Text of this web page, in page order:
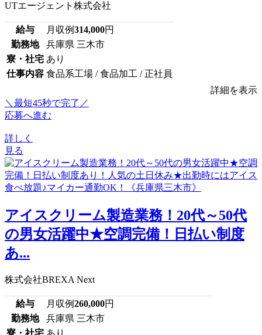
UTエージェント株式会社
給与 月収例314,000円
勤務地
兵庫県 三木市
寮・社宅 あり
仕事内容 食品系工場 / 食品加工 / 正社員
詳細を表示
＼最短45秒で完了／
応募へ進む
詳しく
見る
アイスクリーム製造業務！20代～50代
の男女活躍中★空調完備！日払い制度
あ...
株式会社BREXA Next
給与 月収例260,000円
勤務地
兵庫県 三木市